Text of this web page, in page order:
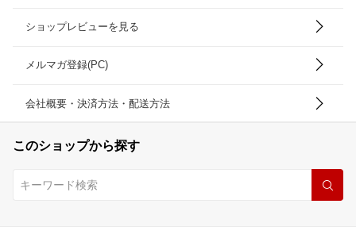
ショップレビューを見る
メルマガ登録(PC)
会社概要・決済方法・配送方法
このショップから探す